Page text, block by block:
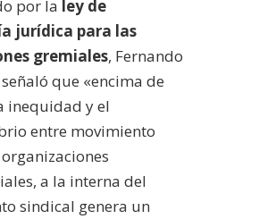
por la ley de
jurídica para las
gremiales, Fernando
que «encima de
inequidad y el
entre movimiento
a la interna del
sindical genera un